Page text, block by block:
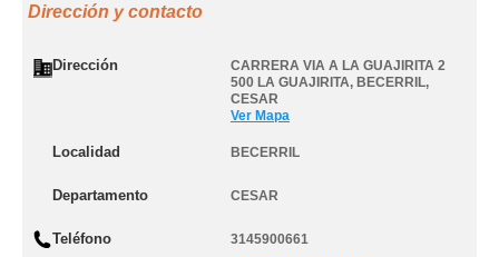
Dirección y contacto
Dirección
CARRERA VIA A LA GUAJIRITA 2
500 LA GUAJIRITA, BECERRIL,
CESAR
Ver Mapa
Localidad BECERRIL
Departamento CESAR
Teléfono
3145900661